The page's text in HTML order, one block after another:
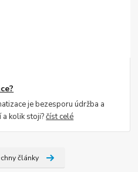
je bezesporu údržba a
a kolik stoji?číst celé
články